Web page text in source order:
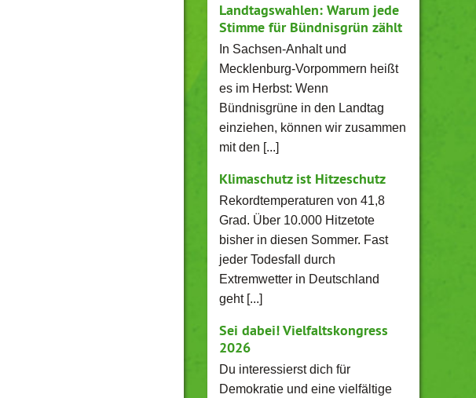
Landtagswahlen: Warum jede
Stimme für Bündnisgrün zählt
In Sachsen-Anhalt und
Mecklenburg-Vorpommern heißt
es im Herbst: Wenn
Bündnisgrüne in den Landtag
einziehen, können wir zusammen
mit den [...]
Klimaschutz ist Hitzeschutz
Rekordtemperaturen von 41,8
Grad. Über 10.000 Hitzetote
bisher in diesen Sommer. Fast
jeder Todesfall durch
Extremwetter in Deutschland
geht [...]
Sei dabei! Vielfaltskongress
2026
Du interessierst dich für
Demokratie und eine vielfältige